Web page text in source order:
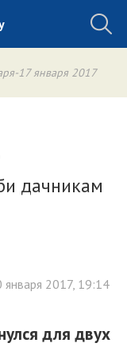
17 января 2017
дачникам
января 2017, 19:14
для двух